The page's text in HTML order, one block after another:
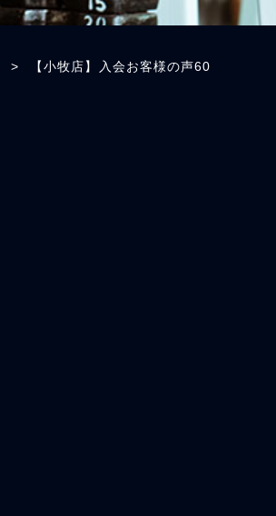
> 【小牧店】入会お客様の声60